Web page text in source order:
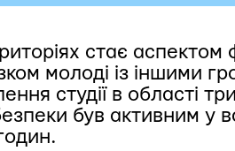
стає
молоді із іншими
студії в області
був активним у